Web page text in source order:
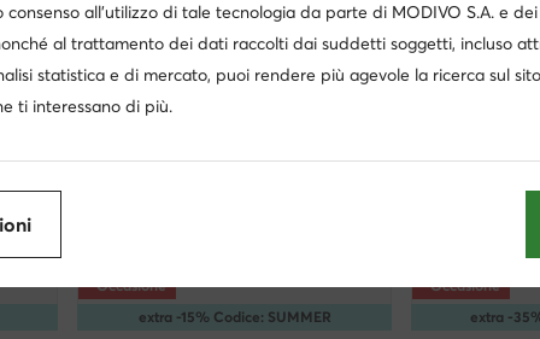
extra -15% Codice: SUMMER
Occasione
extra -
Occasione
consenso all’utilizzo di tale tecnologia da parte di MODIVO S.A. e
al trattamento dei dati raccolti dai suddetti soggetti, incluso
statistica e di mercato, puoi rendere più agevole la ricerca sul
ti interessano di più.